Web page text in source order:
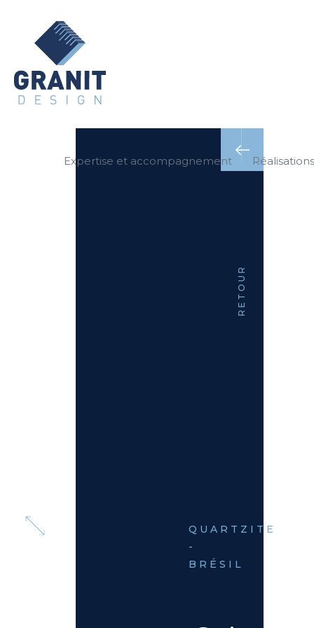
Expertise et accompagnement Réalisations
RETOUR
QUARTZITE
-
BRÉSIL